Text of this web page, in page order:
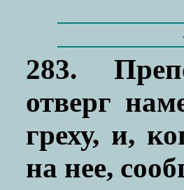
283.
отверг
греху, и,
на нее,